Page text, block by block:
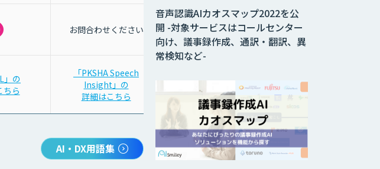
お問合わせください
」の
ちら
「PKSHA Speech
Insight」の
詳細はこちら
AI・DX用語集
音声認識AIカオスマップ2022を公
開 -対象サービスはコールセンター
向け、議事録作成、通訳・翻訳、異
常検知など-